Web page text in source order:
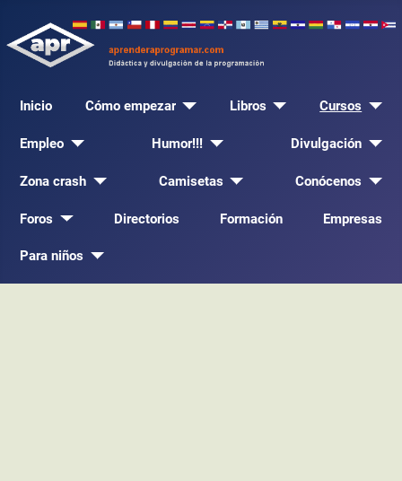
Inicio Cómo empezar Libros Cursos
Empleo Humor!!! Divulgación
Zona crash Camisetas Conócenos
Foros Directorios Formación Empresas
Para niños